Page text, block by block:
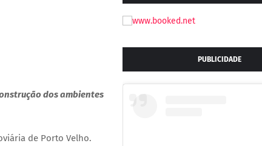
dos ambientes
de Porto Velho.
PUBLICIDADE